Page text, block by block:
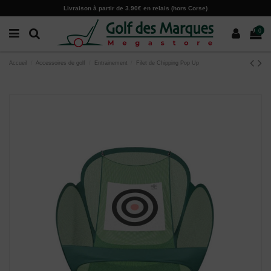
Livraison à partir de 3.90€ en relais (hors Corse)
0
Accueil Accessoires de golf Entrainement Filet de Chipping Pop Up
Paramètres des cookies